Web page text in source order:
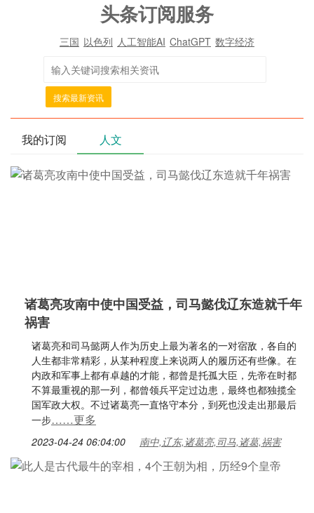
头条订阅服务
三国 以色列 人工智能AI ChatGPT 数字经济
搜索最新资讯
我的订阅 人文
诸葛亮攻南中使中国受益，司马懿伐辽东造就千年
祸害
诸葛亮和司马懿两人作为历史上最为著名的一对宿敌，各自的
人生都非常精彩，从某种程度上来说两人的履历还有些像。在
内政和军事上都有卓越的才能，都曾是托孤大臣，先帝在时都
不算最重视的那一列，都曾领兵平定过边患，最终也都独揽全
国军政大权。不过诸葛亮一直恪守本分，到死也没走出那最后
一步……更多
2023-04-24 06:04:00 南中,辽东,诸葛亮,司马,诸葛,祸害